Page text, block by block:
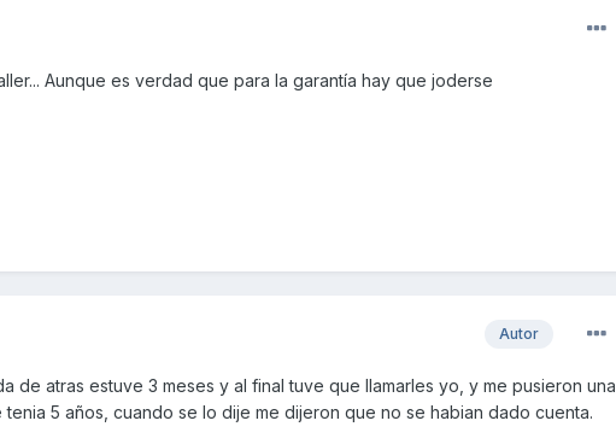
Aunque es verdad que para la garantía hay que joderse
Autor
de atras estuve 3 meses y al final tuve que llamarles yo, y me pusieron una
5 años, cuando se lo dije me dijeron que no se habian dado cuenta.